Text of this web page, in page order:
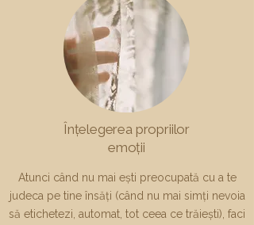
Înțelegerea propriilor
emoții
Atunci când nu mai ești preocupată cu a te
judeca pe tine însăți (când nu mai simți nevoia
să etichetezi, automat, tot ceea ce trăiești), faci